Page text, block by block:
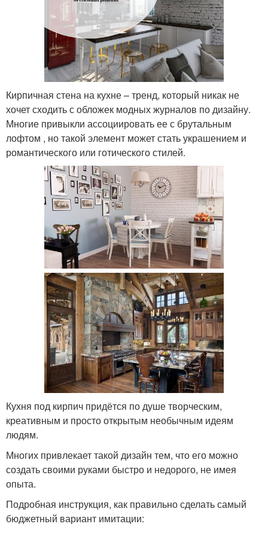
Кирпичная стена на кухне – тренд, который никак не
хочет сходить с обложек модных журналов по дизайну.
Многие привыкли ассоциировать ее с брутальным
лофтом , но такой элемент может стать украшением и
романтического или готического стилей.
Кухня под кирпич придётся по душе творческим,
креативным и просто открытым необычным идеям
людям.
Многих привлекает такой дизайн тем, что его можно
создать своими руками быстро и недорого, не имея
опыта.
Подробная инструкция, как правильно сделать самый
бюджетный вариант имитации: